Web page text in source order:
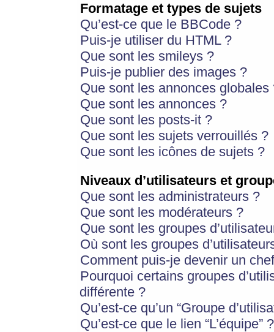
Formatage et types de sujets
Qu’est-ce que le BBCode ?
Puis-je utiliser du HTML ?
Que sont les smileys ?
Puis-je publier des images ?
Que sont les annonces globales
Que sont les annonces ?
Que sont les posts-it ?
Que sont les sujets verrouillés ?
Que sont les icônes de sujets ?
Niveaux d’utilisateurs et
Que sont les administrateurs ?
Que sont les modérateurs ?
Que sont les groupes
Où sont les groupes
Comment puis-je devenir un
Pourquoi certains groupes
différente ?
Qu’est-ce qu’un “Groupe
Qu’est-ce que le lien “L’équipe” ?